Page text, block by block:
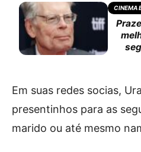
CINEMA
Em suas redes socias,
presentinhos para as
marido ou até mesmo